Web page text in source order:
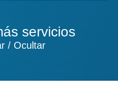
servicios
/ Ocultar